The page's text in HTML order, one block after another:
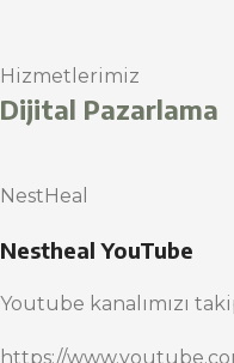
Hizmetlerimiz
Dijital Pazarlama
NestHeal
Nestheal YouTube
Youtube kanalımızı
https://